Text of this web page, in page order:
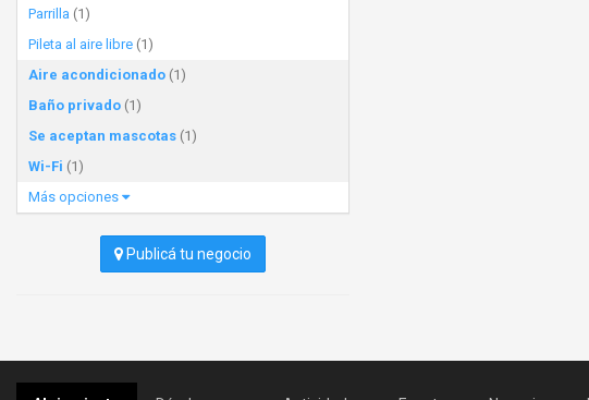
Parrilla (1)
Pileta al aire libre (1)
Aire acondicionado (1)
Baño privado (1)
Se aceptan mascotas (1)
Wi-Fi (1)
Más opciones
Publicá tu negocio